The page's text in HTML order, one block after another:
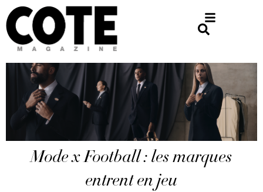
Mode x Football : les marques
entrent en jeu